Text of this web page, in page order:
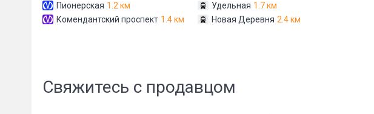
Пионерская 1.2 км
Комендантский проспект 1.4 км
Удельная 1.7 км
Новая Деревня 2.4 км
Свяжитесь с продавцом